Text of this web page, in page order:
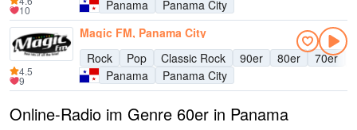
Panama
Panama City
10
Magic FM, Panama City
Rock
Pop Classic Rock 90er 80er 70er
Panama
Panama City
4.5
9
Online-Radio im Genre 60er in Panama